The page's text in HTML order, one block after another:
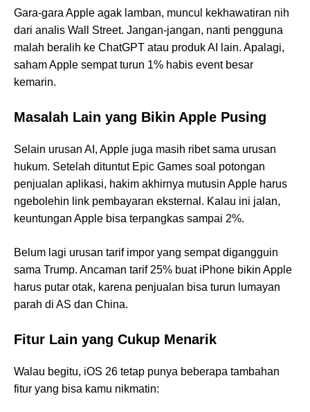
Gara-gara Apple agak lamban, muncul kekhawatiran nih
dari analis Wall Street. Jangan-jangan, nanti pengguna
malah beralih ke ChatGPT atau produk AI lain. Apalagi,
saham Apple sempat turun 1% habis event besar
kemarin.
Masalah Lain yang Bikin Apple Pusing
Selain urusan AI, Apple juga masih ribet sama urusan
hukum. Setelah dituntut Epic Games soal potongan
penjualan aplikasi, hakim akhirnya mutusin Apple harus
ngebolehin link pembayaran eksternal. Kalau ini jalan,
keuntungan Apple bisa terpangkas sampai 2%.
Belum lagi urusan tarif impor yang sempat digangguin
sama Trump. Ancaman tarif 25% buat iPhone bikin Apple
harus putar otak, karena penjualan bisa turun lumayan
parah di AS dan China.
Fitur Lain yang Cukup Menarik
Walau begitu, iOS 26 tetap punya beberapa tambahan
fitur yang bisa kamu nikmatin: